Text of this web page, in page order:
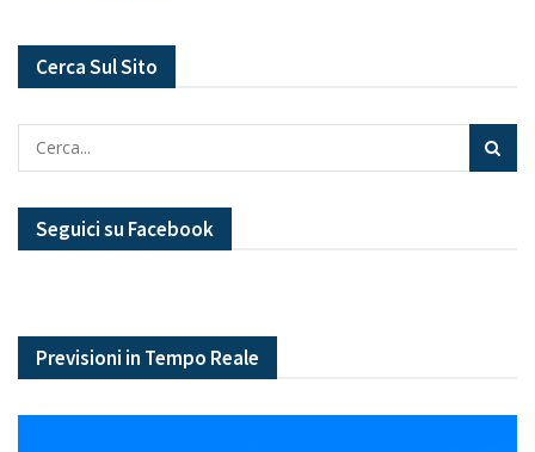
Cerca Sul Sito
Seguici su Facebook
Previsioni in Tempo Reale